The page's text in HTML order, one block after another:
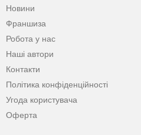
Новини
Франшиза
Робота у нас
Наші автори
Контакти
Політика конфіденційності
Угода користувача
Оферта